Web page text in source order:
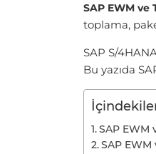
SAP EWM ve
toplama,
SAP S/
Bu yazıda
SAP EWM
SAP